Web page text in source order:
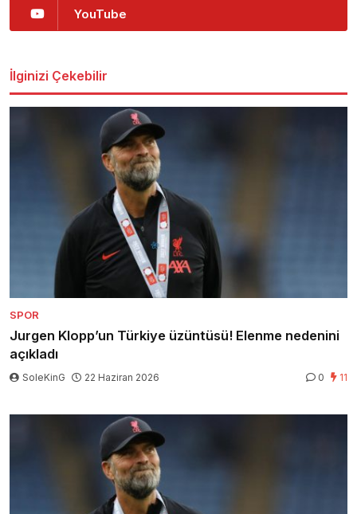
YouTube
İlginizi Çekebilir
SPOR
Jurgen Klopp’un Türkiye üzüntüsü! Elenme nedenini
açıkladı
SoleKinG 22 Haziran 2026 0 11